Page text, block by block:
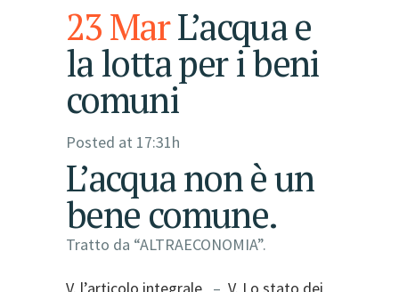
23 MarL’acqua e
la lotta per i beni
comuni
Posted at 17:31h
L’acqua non è un
bene comune.
Tratto da “ALTRAECONOMIA”.
V. l’articolo integrale – V. Lo stato dei